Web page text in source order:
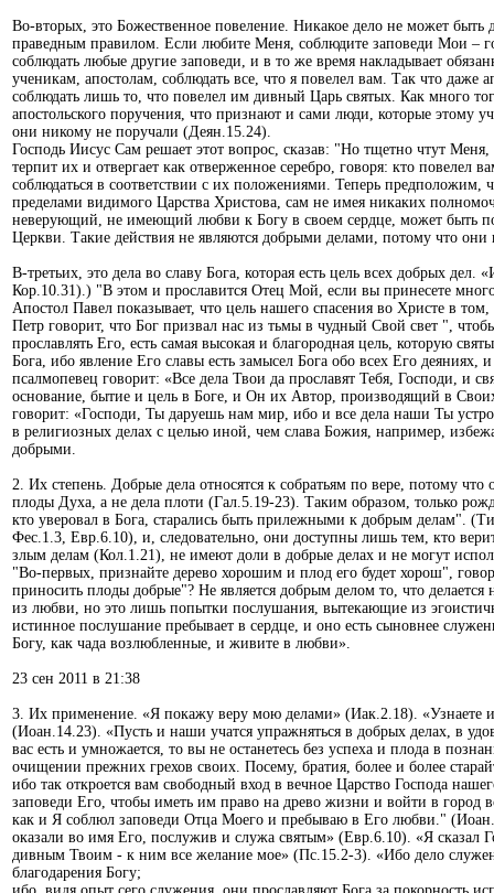
Во-вторых, это Божественное повеление. Никакое дело не может быть
праведным правилом. Если любите Меня, соблюдите заповеди Мои –
соблюдать любые другие заповеди, и в то же время накладывает
ученикам, апостолам, соблюдать все, что я повелел вам. Так что
соблюдать лишь то, что повелел им дивный Царь святых. Как много
апостольского поручения, что признают и сами люди, которые этому
они никому не поручали (Деян.15.24).
Господь Иисус Сам решает этот вопрос, сказав: "Но тщетно чтут
терпит их и отвергает как отверженное серебро, говоря: кто
соблюдаться в соответствии с их положениями. Теперь
пределами видимого Царства Христова, сам не имея никаких
неверующий, не имеющий любви к Богу в своем сердце, может быть
Церкви. Такие действия не являются добрыми делами, потому что
В-третьих, это дела во славу Бога, которая есть цель всех добрых
Кор.10.31).) "В этом и прославится Отец Мой, если вы принесете
Апостол Павел показывает, что цель нашего спасения во Христе в
Петр говорит, что Бог призвал нас из тьмы в чудный Свой свет ",
прославлять Его, есть самая высокая и благородная цель, которую
Бога, ибо явление Его славы есть замысел Бога обо всех Его
псалмопевец говорит: «Все дела Твои да прославят Тебя, Господи, и
основание, бытие и цель в Боге, и Он их Автор, производящий в
говорит: «Господи, Ты даруешь нам мир, ибо и все дела наши Ты
в религиозных делах с целью иной, чем слава Божия, например,
добрыми.
2. Их степень. Добрые дела относятся к собратьям по вере, потому
плоды Духа, а не дела плоти (Гал.5.19-23). Таким образом, только
кто уверовал в Бога, старались быть прилежными к добрым делам".
Фес.1.3, Евр.6.10), и, следовательно, они доступны лишь тем, кто
злым делам (Кол.1.21), не имеют доли в добрые делах и не могут
"Во-первых, признайте дерево хорошим и плод его будет хорош",
приносить плоды добрые"? Не является добрым делом то, что
из любви, но это лишь попытки послушания, вытекающие из
истинное послушание пребывает в сердце, и оно есть сыновнее
Богу, как чада возлюбленные, и живите в любви».
23 сен 2011 в 21:38
3. Их применение. «Я покажу веру мою делами» (Иак.2.18).
(Иоан.14.23). «Пусть и наши учатся упражняться в добрых делах, в
вас есть и умножается, то вы не останетесь без успеха и плода в
очищении прежних грехов своих. Посему, братия, более и более
ибо так откроется вам свободный вход в вечное Царство Господа
заповеди Его, чтобы иметь им право на древо жизни и войти в
как и Я соблюл заповеди Отца Моего и пребываю в Его любви."
оказали во имя Его, послужив и служа святым» (Евр.6.10). «Я
дивным Твоим - к ним все желание мое» (Пс.15.2-3). «Ибо дело
благодарения Богу;